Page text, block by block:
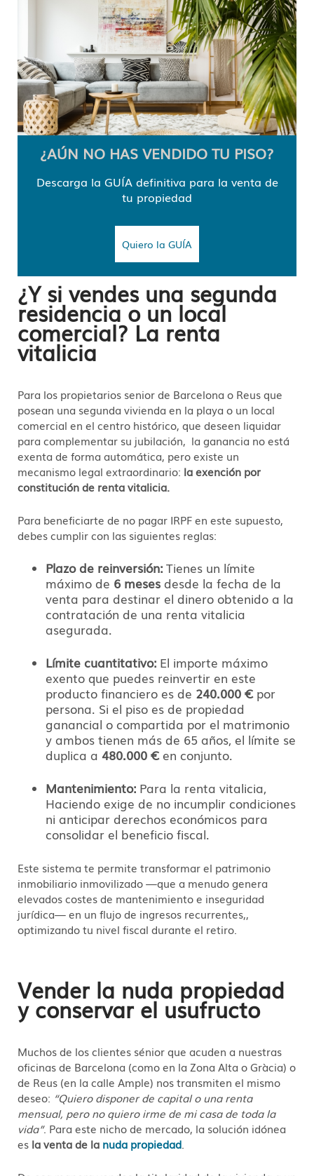
¿AÚN NO HAS VENDIDO TU PISO?
Descarga la GUÍA definitiva para la venta de
tu propiedad
Quiero la GUÍA
¿Y si vendes una segunda
residencia o un local
comercial? La renta
vitalicia
Para los propietarios senior de Barcelona o Reus que
posean una segunda vivienda en la playa o un local
comercial en el centro histórico, que deseen liquidar
para complementar su jubilación, la ganancia no está
exenta de forma automática, pero existe un
mecanismo legal extraordinario: la exención por
constitución de renta vitalicia.
Para beneficiarte de no pagar IRPF en este supuesto,
debes cumplir con las siguientes reglas:
Plazo de reinversión: Tienes un límite
máximo de 6 meses desde la fecha de la
venta para destinar el dinero obtenido a la
contratación de una renta vitalicia
asegurada.
Límite cuantitativo: El importe máximo
exento que puedes reinvertir en este
producto financiero es de 240.000 €por
persona. Si el piso es de propiedad
ganancial o compartida por el matrimonio
y ambos tienen más de 65 años, el límite se
duplica a 480.000 €en conjunto.
Mantenimiento: Para la renta vitalicia,
Haciendo exige de no incumplir condiciones
ni anticipar derechos económicos para
consolidar el beneficio fiscal.
Este sistema te permite transformar el patrimonio
inmobiliario inmovilizado —que a menudo genera
elevados costes de mantenimiento e inseguridad
jurídica— en un flujo de ingresos recurrentes,,
optimizando tu nivel fiscal durante el retiro.
Vender la nuda propiedad
y conservar el usufructo
Muchos de los clientes sénior que acuden a nuestras
oficinas de Barcelona (como en la Zona Alta o Gràcia) o
de Reus (en la calle Ample) nos transmiten el mismo
deseo: “Quiero disponer de capital o una renta
mensual, pero no quiero irme de mi casa de toda la
vida”. Para este nicho de mercado, la solución idónea
es la venta de la nuda propiedad.